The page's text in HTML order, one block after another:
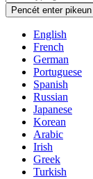
Pencét enter
English
French
German
Portuguese
Spanish
Russian
Japanese
Korean
Arabic
Irish
Greek
Turkish